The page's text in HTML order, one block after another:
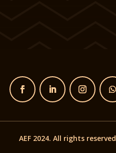
AEF 2024. All rights reserved